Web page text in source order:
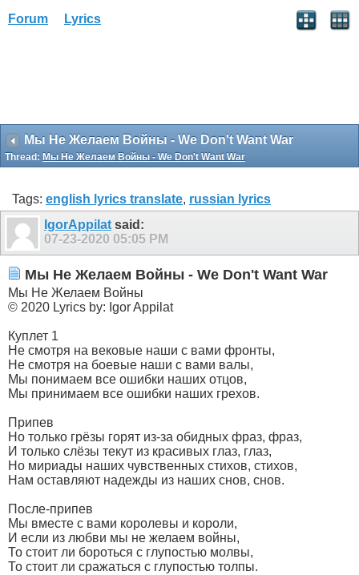
Forum Lyrics
Мы Не Желаем Войны - We Don't Want War
Thread: Мы Не Желаем Войны - We Don't Want War
Tags: english lyrics translate, russian lyrics
IgorAppilat said:
07-23-2020 05:05 PM
Мы Не Желаем Войны - We Don't Want War
Мы Не Желаем Войны
© 2020 Lyrics by: Igor Appilat
Куплет 1
Не смотря на вековые наши с вами фронты,
Не смотря на боевые наши с вами валы,
Мы понимаем все ошибки наших отцов,
Мы принимаем все ошибки наших грехов.
Припев
Но только грёзы горят из-за обидных фраз, фраз,
И только слёзы текут из красивых глаз, глаз,
Но мириады наших чувственных стихов, стихов,
Нам оставляют надежды из наших снов, снов.
После-припев
Мы вместе с вами королевы и короли,
И если из любви мы не желаем войны,
То стоит ли бороться с глупостью молвы,
То стоит ли сражаться с глупостью толпы.